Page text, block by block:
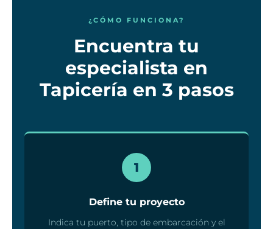
¿CÓMO FUNCIONA?
Encuentra tu
especialista en
Tapicería en 3 pasos
1
Define tu proyecto
Indica tu puerto, tipo de embarcación y el